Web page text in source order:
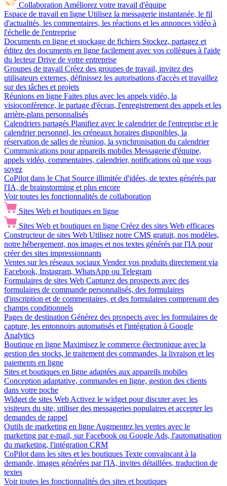
Collaboration Améliorez votre travail d'équipe
Espace de travail en ligne Utilisez la messagerie instantanée, le fil
d'actualités, les commentaires, les réactions et les annonces vidéo à
l'échelle de l'entreprise
Documents en ligne et stockage de fichiers Stockez, partagez et
éditez des documents en ligne facilement avec vos collègues à l'aide
du lecteur Drive de votre entreprise
Groupes de travail Créez des groupes de travail, invitez des
utilisateurs externes, définissez les autorisations d'accès et travaillez
sur des tâches et projets
Réunions en ligne Faites plus avec les appels vidéo, la
visioconférence, le partage d'écran, l'enregistrement des appels et les
arrière-plans personnalisés
Calendriers partagés Planifiez avec le calendrier de l'entreprise et le
calendrier personnel, les créneaux horaires disponibles, la
réservation de salles de réunion, la synchronisation du calendrier
Communications pour appareils mobiles Messagerie d'équipe,
appels vidéo, commentaires, calendrier, notifications où que vous
soyez
CoPilot dans le Chat Source illimitée d'idées, de textes générés par
l'IA, de brainstorming et plus encore
Voir toutes les fonctionnalités de collaboration
Sites Web et boutiques en ligne
Sites Web et boutiques en ligne Créez des sites Web efficaces
Constructeur de sites Web Utilisez notre CMS gratuit, nos modèles,
notre hébergement, nos images et nos textes générés par l'IA pour
créer des sites impressionnants
Ventes sur les réseaux sociaux Vendez vos produits directement via
Facebook, Instagram, WhatsApp ou Telegram
Formulaires de sites Web Capturez des prospects avec des
formulaires de commande personnalisés, des formulaires
d'inscription et de commentaires, et des formulaires comprenant des
champs conditionnels
Pages de destination Générez des prospects avec les formulaires de
capture, les entonnoirs automatisés et l'intégration à Google
Analytics
Boutique en ligne Maximisez le commerce électronique avec la
gestion des stocks, le traitement des commandes, la livraison et les
paiements en ligne
Sites et boutiques en ligne adaptées aux appareils mobiles
Conception adaptative, commandes en ligne, gestion des clients
dans votre poche
Widget de sites Web Activez le widget pour discuter avec les
visiteurs du site, utiliser des messageries populaires et accepter les
demandes de rappel
Outils de marketing en ligne Augmentez les ventes avec le
marketing par e-mail, sur Facebook ou Google Ads, l'automatisation
du marketing, l'intégration CRM
CoPilot dans les sites et les boutiques Texte convaincant à la
demande, images générées par l'IA, invites détaillées, traduction de
textes
Voir toutes les fonctionnalités des sites et boutiques